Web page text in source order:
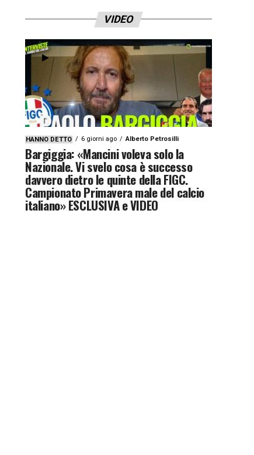
VIDEO
HANNO DETTO 6 giorni ago Alberto Petrosilli
Bargiggia: «Mancini voleva solo la
Nazionale. Vi svelo cosa è successo
davvero dietro le quinte della FIGC.
Campionato Primavera male del calcio
italiano» ESCLUSIVA e VIDEO